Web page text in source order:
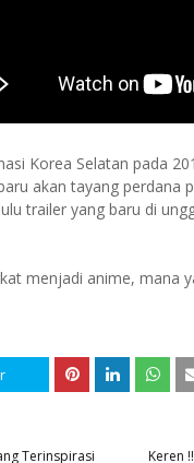
Korea Selatan pada
akan tayang perdana
trailer yang baru di
menjadi anime, mana
Keren
Terinspirasi